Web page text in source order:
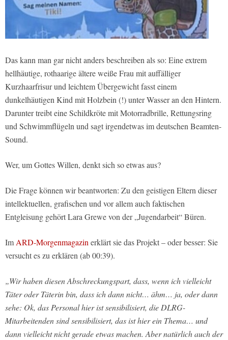
Das kann man gar nicht anders beschreiben als so: Eine extrem
hellhäutige, rothaarige ältere weiße Frau mit auffälliger
Kurzhaarfrisur und leichtem Übergewicht fasst einem
dunkelhäutigen Kind mit Holzbein (!) unter Wasser an den Hintern.
Darunter treibt eine Schildkröte mit Motorradbrille, Rettungsring
und Schwimmflügeln und sagt irgendetwas im deutschen Beamten-
Sound.
Wer, um Gottes Willen, denkt sich so etwas aus?
Die Frage können wir beantworten: Zu den geistigen Eltern dieser
intellektuellen, grafischen und vor allem auch faktischen
Entgleisung gehört Lara Grewe von der „Jugendarbeit“ Büren.
Im ARD-Morgenmagazin erklärt sie das Projekt – oder besser: Sie
versucht es zu erklären (ab 00:39).
„Wir haben diesen Abschreckungspart, dass, wenn ich vielleicht
Täter oder Täterin bin, dass ich dann nicht… ähm… ja, oder dann
sehe: Ok, das Personal hier ist sensibilisiert, die DLRG-
Mitarbeitenden sind sensibilisiert, das ist hier ein Thema… und
dann vielleicht nicht gerade etwas machen. Aber natürlich auch der